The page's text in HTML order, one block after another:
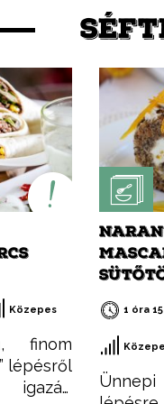
Közepes
finom
lépésről
1 óra